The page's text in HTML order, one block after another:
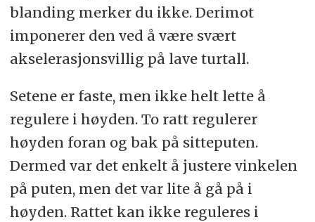
blanding merker du ikke. Derimot
imponerer den ved å være svært
akselerasjonsvillig på lave turtall.
Setene er faste, men ikke helt lette å
regulere i høyden. To ratt regulerer
høyden foran og bak på sitteputen.
Dermed var det enkelt å justere vinkelen
på puten, men det var lite å gå på i
høyden. Rattet kan ikke reguleres i